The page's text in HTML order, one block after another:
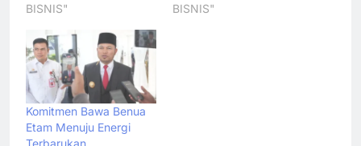
BISNIS"
BISNIS"
Komitmen Bawa Benua
Etam Menuju Energi
Terbarukan